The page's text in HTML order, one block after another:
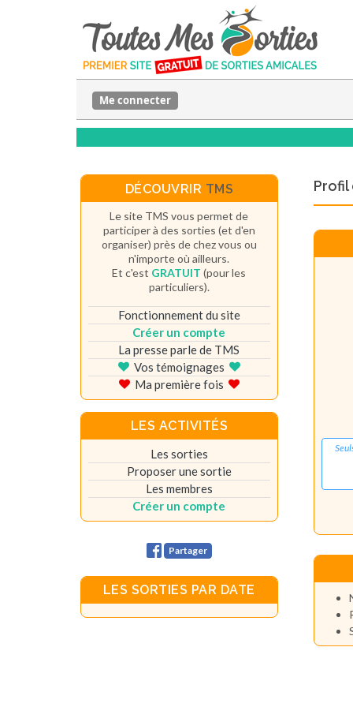
Me connecter
Profil
DÉCOUVRIR TMS
Le site TMS vous permet de
participer à des sorties (et d'en
organiser) près de chez vous ou
n'importe où ailleurs.
Et c'est GRATUIT (pour les
particuliers).
Fonctionnement du site
Créer un compte
La presse parle de TMS
Vos témoignages
Ma première fois
LES ACTIVITÉS
Les sorties
Proposer une sortie
Les membres
Créer un compte
Partager
LES SORTIES PAR DATE